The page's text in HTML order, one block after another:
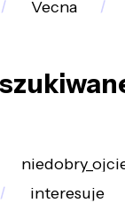
Vecna
interesuje